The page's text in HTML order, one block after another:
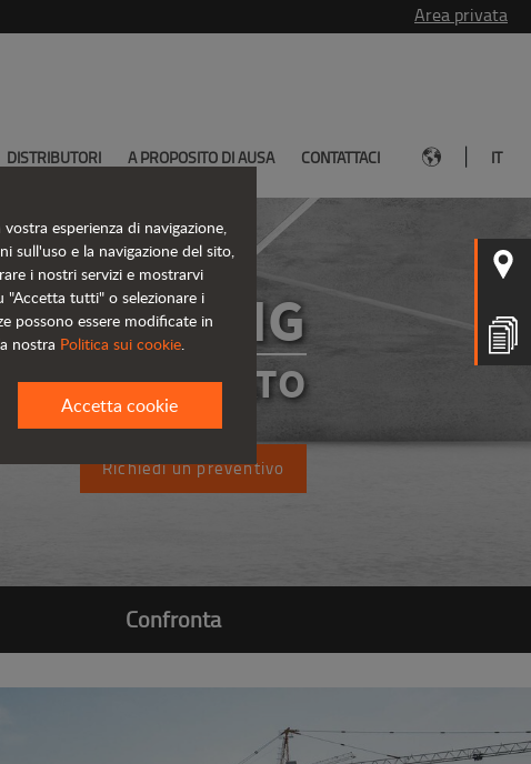
Area privata
DISTRIBUTORI A PROPOSITO DI AUSA CONTATTACI IT
D301AHG
ARTICOLATO
Richiedi un preventivo
Confronta
esperienza di navigazione,
sull'uso e la navigazione del sito,
i nostri servizi e mostrarvi
"Accetta tutti" o selezionare i
possono essere modificate in
nostra Politica sui cookie.
Accetta cookie